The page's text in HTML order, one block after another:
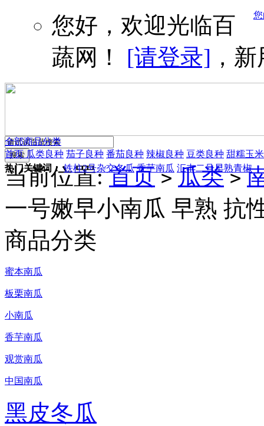
您好，欢迎光临百
蔬网！ [请登录] ，
热门关键词： 铁柱2号杂交冬瓜 香芋南瓜 汇丰二号早熟青椒
全部商品分类
首页 瓜类良种 茄子良种 番茄良种 辣椒良种 豆类良种 甜糯玉米
当前位置:首页 > 瓜类 >
一号嫩早小南瓜 早熟 抗
商品分类
蜜本南瓜
板栗南瓜
小南瓜
香芋南瓜
观赏南瓜
中国南瓜
黑皮冬瓜